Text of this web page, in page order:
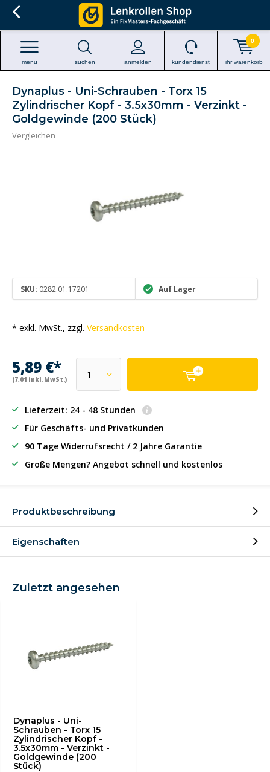
suchen anmelden
menu kundendienst ihr warenkorb
0
Dynaplus - Uni-Schrauben - Torx 15
Zylindrischer Kopf - 3.5x30mm - Verzinkt -
Goldgewinde (200 Stück)
Vergleichen
SKU: 0282.01.17201 Auf Lager
* exkl. MwSt., zzgl. Versandkosten
5,89 €*
(7,01 inkl. MwSt.)
Lieferzeit: 24 - 48 Stunden
Für Geschäfts- und Privatkunden
90 Tage Widerrufsrecht / 2 Jahre Garantie
Große Mengen? Angebot schnell und kostenlos
Produktbeschreibung
Eigenschaften
Zuletzt angesehen
Dynaplus - Uni-
Schrauben - Torx 15
Zylindrischer Kopf -
3.5x30mm - Verzinkt -
Goldgewinde (200
Stück)